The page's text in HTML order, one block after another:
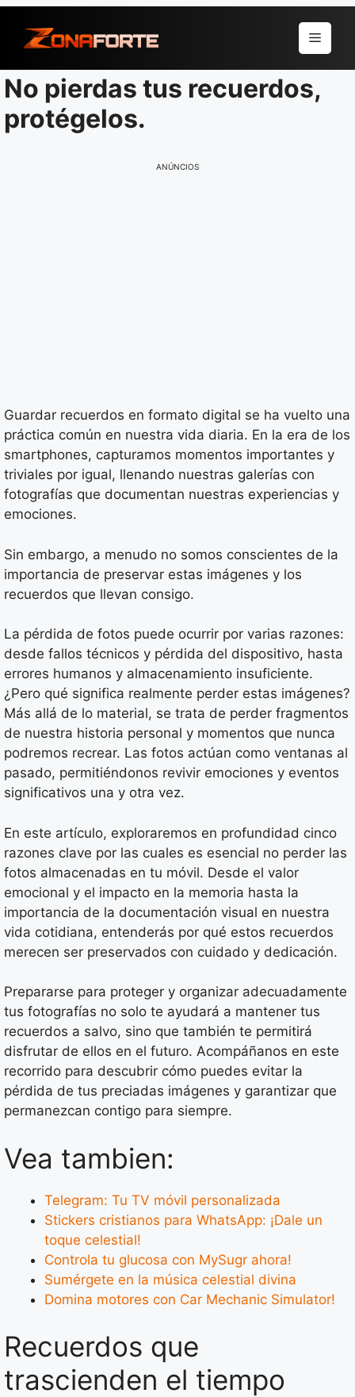
para
conteúdo
Menu
No pierdas tus recuerdos,
protégelos.
ANÚNCIOS
Guardar recuerdos en formato digital se ha vuelto una
práctica común en nuestra vida diaria. En la era de los
smartphones, capturamos momentos importantes y
triviales por igual, llenando nuestras galerías con
fotografías que documentan nuestras experiencias y
emociones.
Sin embargo, a menudo no somos conscientes de la
importancia de preservar estas imágenes y los
recuerdos que llevan consigo.
La pérdida de fotos puede ocurrir por varias razones:
desde fallos técnicos y pérdida del dispositivo, hasta
errores humanos y almacenamiento insuficiente.
¿Pero qué significa realmente perder estas imágenes?
Más allá de lo material, se trata de perder fragmentos
de nuestra historia personal y momentos que nunca
podremos recrear. Las fotos actúan como ventanas al
pasado, permitiéndonos revivir emociones y eventos
significativos una y otra vez.
En este artículo, exploraremos en profundidad cinco
razones clave por las cuales es esencial no perder las
fotos almacenadas en tu móvil. Desde el valor
emocional y el impacto en la memoria hasta la
importancia de la documentación visual en nuestra
vida cotidiana, entenderás por qué estos recuerdos
merecen ser preservados con cuidado y dedicación.
Prepararse para proteger y organizar adecuadamente
tus fotografías no solo te ayudará a mantener tus
recuerdos a salvo, sino que también te permitirá
disfrutar de ellos en el futuro. Acompáñanos en este
recorrido para descubrir cómo puedes evitar la
pérdida de tus preciadas imágenes y garantizar que
permanezcan contigo para siempre.
Vea tambien:
Telegram: Tu TV móvil personalizada
Stickers cristianos para WhatsApp: ¡Dale un
toque celestial!
Controla tu glucosa con MySugr ahora!
Sumérgete en la música celestial divina
Domina motores con Car Mechanic Simulator!
Recuerdos que
trascienden el tiempo